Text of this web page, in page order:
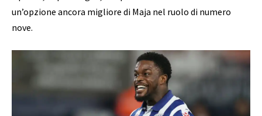
un’opzione ancora migliore di Maja nel ruolo di numero
nove.